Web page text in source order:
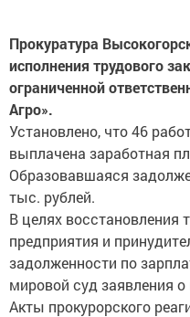
Прокуратура
исполнения трудового
ограниченной
Агро».
Установлено, что 46
выплачена заработная
Образовавшаяся
тыс. рублей.
В целях восстановления
предприятия и
задолженности по
мировой суд заявления
Акты прокурорского